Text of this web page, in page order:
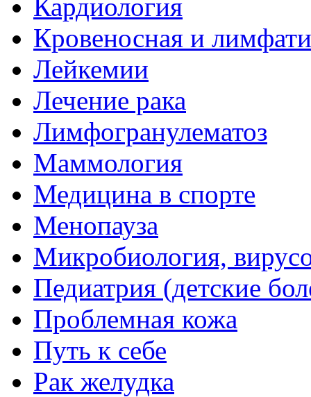
Кардиология
Кровеносная и
Лейкемии
Лечение рака
Лимфогранулематоз
Маммология
Медицина в спорте
Менопауза
Микробиология,
Педиатрия (детские
Проблемная кожа
Путь к себе
Рак желудка